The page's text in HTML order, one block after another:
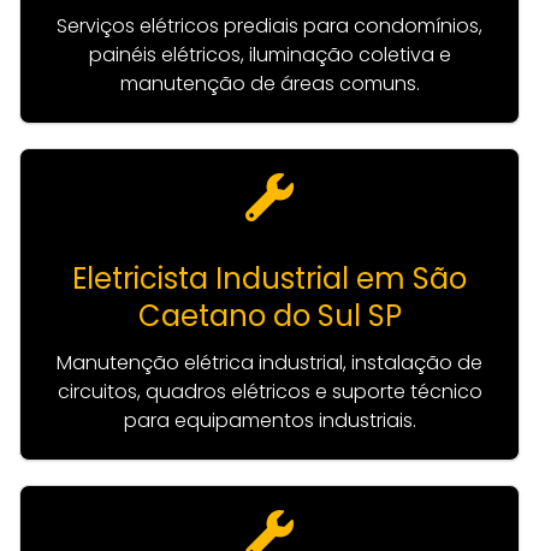
Serviços elétricos prediais para condomínios,
painéis elétricos, iluminação coletiva e
manutenção de áreas comuns.
Eletricista Industrial em São
Caetano do Sul SP
Manutenção elétrica industrial, instalação de
circuitos, quadros elétricos e suporte técnico
para equipamentos industriais.